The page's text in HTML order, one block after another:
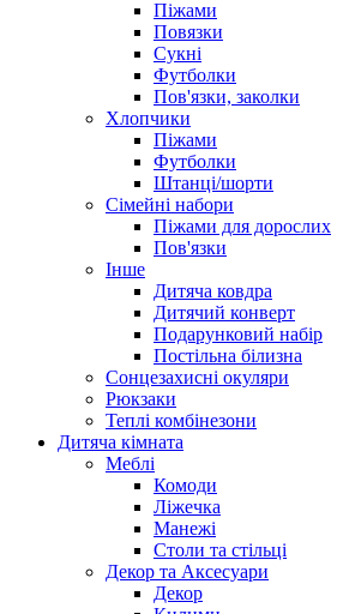
Піжами
Повязки
Сукні
Футболки
Пов'язки, заколки
Хлопчики
Піжами
Футболки
Штанці/шорти
Сімейні набори
Піжами для дорослих
Пов'язки
Інше
Дитяча ковдра
Дитячий конверт
Подарунковий набір
Постільна білизна
Сонцезахисні окуляри
Рюкзаки
Теплі комбінезони
Дитяча кімната
Меблі
Комоди
Ліжечка
Манежі
Столи та стільці
Декор та Аксесуари
Декор